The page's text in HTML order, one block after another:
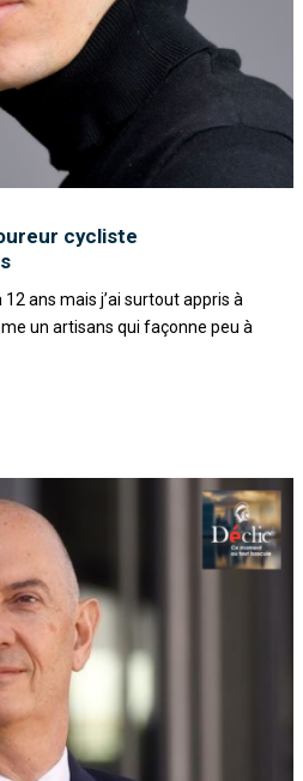
cycliste
12 ans mais j’ai surtout appris à
un artisans qui façonne peu à